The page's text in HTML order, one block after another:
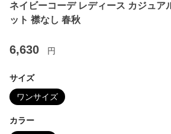
ネイビーコーデ レディース カジュア
ット 襟なし 春秋
6,630 円
サイズ
ワンサイズ
カラー